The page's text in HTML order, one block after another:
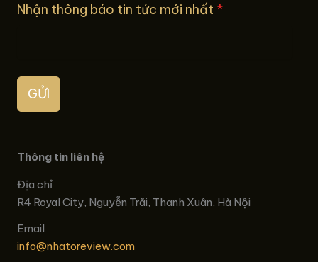
Nhận thông báo tin tức mới nhất *
GỬI
Thông tin liên hệ
Địa chỉ
R4 Royal City, Nguyễn Trãi, Thanh Xuân, Hà Nội
Email
info@nhatoreview.com